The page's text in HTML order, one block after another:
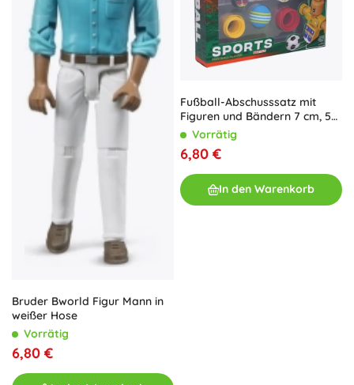
Bruder Bworld Figur Mann in
weißer Hose
Vorrätig
6,80 €
Fußball-Abschusssatz mit
Figuren und Bändern 7 cm, 5
Stk.Vorrätig
6,80 €
In den Warenkorb